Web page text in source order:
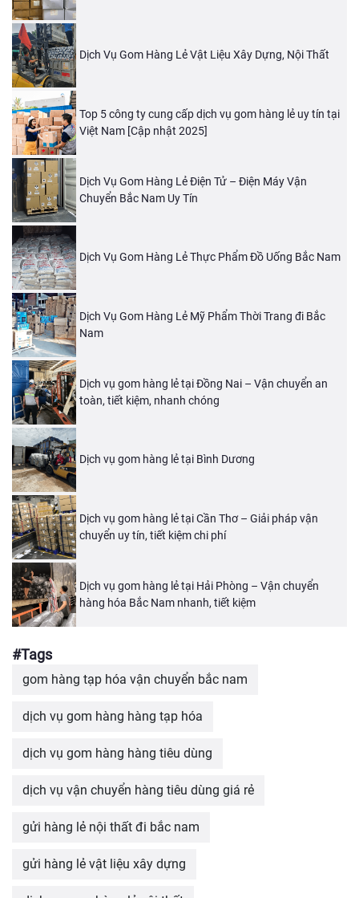
Dịch Vụ Gom Hàng Lẻ Vật Liệu Xây Dựng, Nội Thất
Top 5 công ty cung cấp dịch vụ gom hàng lẻ uy tín tại
Việt Nam [Cập nhật 2025]
Dịch Vụ Gom Hàng Lẻ Điện Tử – Điện Máy Vận
Chuyển Bắc Nam Uy Tín
Dịch Vụ Gom Hàng Lẻ Thực Phẩm Đồ Uống Bắc Nam
Dịch Vụ Gom Hàng Lẻ Mỹ Phẩm Thời Trang đi Bắc
Nam
Dịch vụ gom hàng lẻ tại Đồng Nai – Vận chuyển an
toàn, tiết kiệm, nhanh chóng
Dịch vụ gom hàng lẻ tại Bình Dương
Dịch vụ gom hàng lẻ tại Cần Thơ – Giải pháp vận
chuyển uy tín, tiết kiệm chi phí
Dịch vụ gom hàng lẻ tại Hải Phòng – Vận chuyển
hàng hóa Bắc Nam nhanh, tiết kiệm
#Tags
gom hàng tạp hóa vận chuyển bắc nam
dịch vụ gom hàng hàng tạp hóa
dịch vụ gom hàng hàng tiêu dùng
dịch vụ vận chuyển hàng tiêu dùng giá rẻ
gửi hàng lẻ nội thất đi bắc nam
gửi hàng lẻ vật liệu xây dựng